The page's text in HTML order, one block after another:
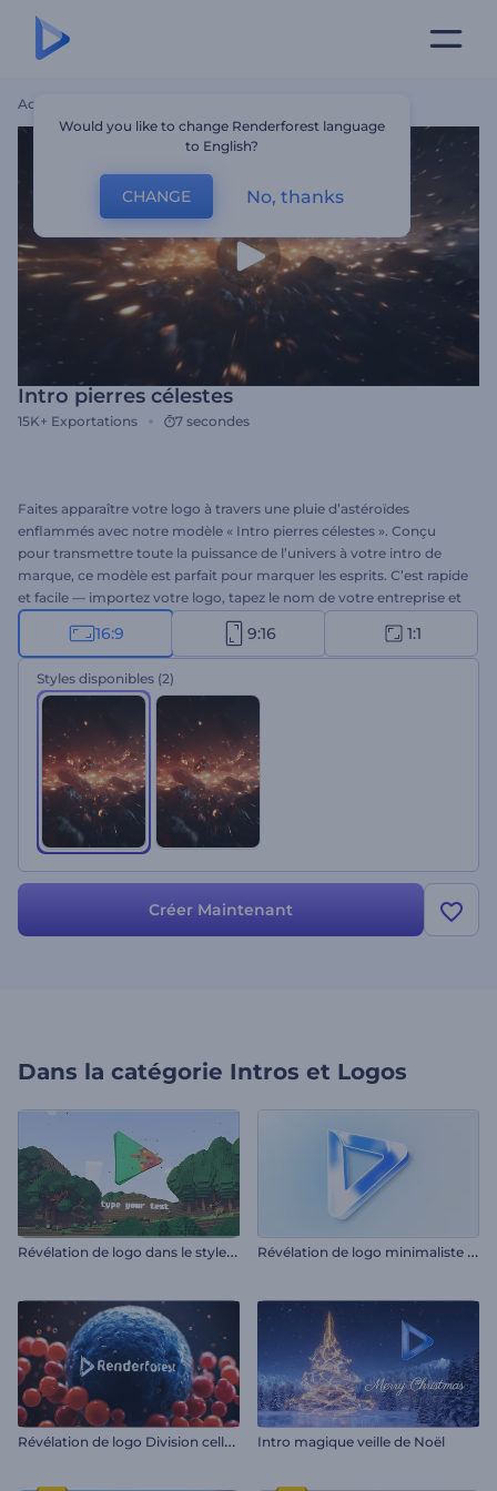
Accueil
Intro pierres célestes
15K+ Exportations 7 secondes
Faites apparaître votre logo à travers une pluie d’astéroïdes
enflammés avec notre modèle « Intro pierres célestes ». Conçu
pour transmettre toute la puissance de l’univers à votre intro de
marque, ce modèle est parfait pour marquer les esprits. C’est rapide
et facile — importez votre logo, tapez le nom de votre entreprise et
votre slogan, puis choisissez une musique de fond. Parfait pour les
vidéos de science-fiction, les intros technologiques, les
présentations épiques et autres projets sur le thème de l’espace.
Essayez-le dès maintenant !
16:9 9:16 1:1
Styles disponibles (2)
Créer Maintenant
Dans la catégorie Intros et Logos
R
évélation de logo dans le style Minecraft R
évélation de logo minimaliste et brillant
R
évélation de logo Division cellulaire Intro magique veille de Noël
Would you like to change Renderforest language
to English?
CHANGE No, thanks